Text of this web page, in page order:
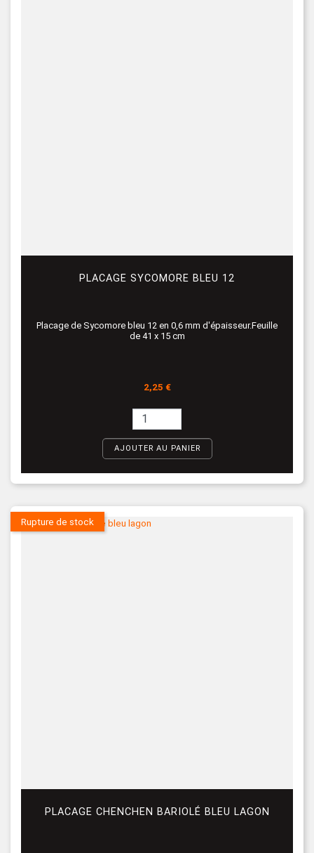
PLACAGE SYCOMORE BLEU 12
Placage de Sycomore bleu 12 en 0,6 mm d'épaisseur.Feuille
de 41 x 15 cm
Prix
2,25 €
AJOUTER AU PANIER
PLACAGE CHENCHEN BARIOLÉ BLEU LAGON
Rupture de stock